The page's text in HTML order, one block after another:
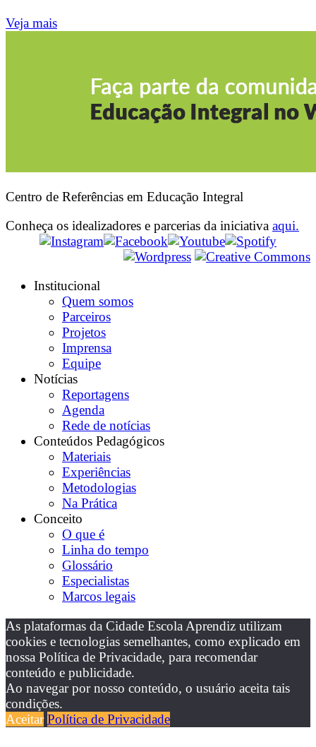
Veja mais
Centro de Referências em Educação Integral
Conheça os idealizadores e parcerias da iniciativa aqui.
Institucional
Quem somos
Parceiros
Projetos
Imprensa
Equipe
Notícias
Reportagens
Agenda
Rede de notícias
Conteúdos Pedagógicos
Materiais
Experiências
Metodologias
Na Prática
Conceito
O que é
Linha do tempo
Glossário
Especialistas
Marcos legais
As plataformas da Cidade Escola Aprendiz utilizam
cookies e tecnologias semelhantes, como explicado em
nossa Política de Privacidade, para recomendar
conteúdo e publicidade.
Ao navegar por nosso conteúdo, o usuário aceita tais
condições.
Aceitar Política de Privacidade